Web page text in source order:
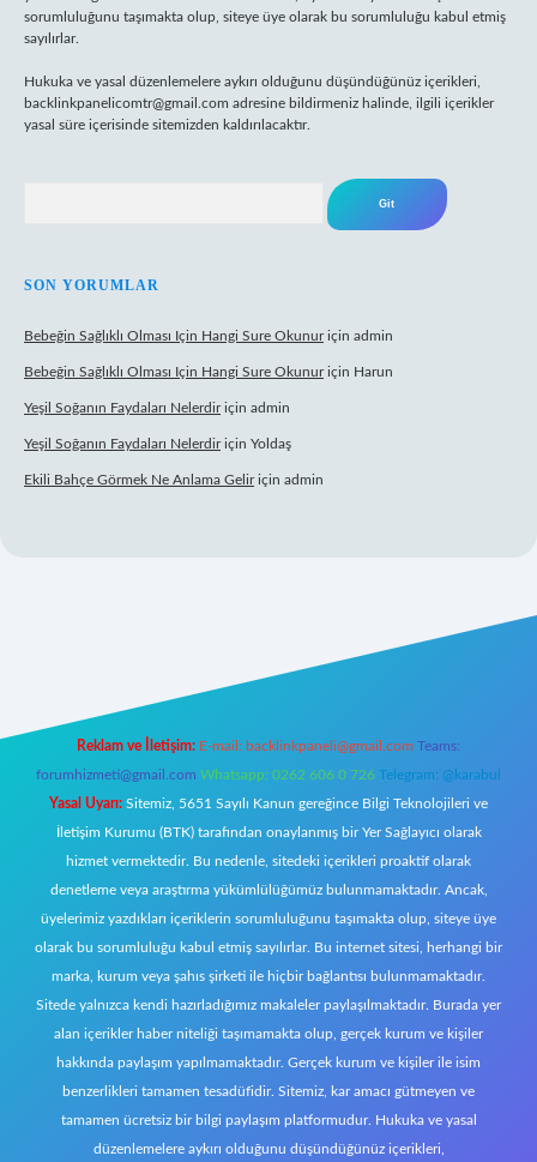
sorumluluğunu taşımakta olup, siteye üye olarak bu sorumluluğu kabul etmiş
sayılırlar.
Hukuka ve yasal düzenlemelere aykırı olduğunu düşündüğünüz içerikleri,
backlinkpanelicomtr@gmail.com adresine bildirmeniz halinde, ilgili içerikler
yasal süre içerisinde sitemizden kaldırılacaktır.
SON YORUMLAR
Bebeğin Sağlıklı Olması Için Hangi Sure Okunuriçin admin
Bebeğin Sağlıklı Olması Için Hangi Sure Okunuriçin Harun
Yeşil Soğanın Faydaları Nelerdiriçin admin
Yeşil Soğanın Faydaları Nelerdiriçin Yoldaş
Ekili Bahçe Görmek Ne Anlama Geliriçin admin
Reklam ve İletişim: E-mail: backlinkpaneli@gmail.com Teams:
forumhizmeti@gmail.com Whatsapp: 0262 606 0 726 Telegram: @karabul
Yasal Uyarı: Sitemiz, 5651 Sayılı Kanun gereğince Bilgi Teknolojileri ve
İletişim Kurumu (BTK) tarafından onaylanmış bir Yer Sağlayıcı olarak
hizmet vermektedir. Bu nedenle, sitedeki içerikleri proaktif olarak
denetleme veya araştırma yükümlülüğümüz bulunmamaktadır. Ancak,
üyelerimiz yazdıkları içeriklerin sorumluluğunu taşımakta olup, siteye üye
olarak bu sorumluluğu kabul etmiş sayılırlar. Bu internet sitesi, herhangi bir
marka, kurum veya şahıs şirketi ile hiçbir bağlantısı bulunmamaktadır.
Sitede yalnızca kendi hazırladığımız makaleler paylaşılmaktadır. Burada yer
alan içerikler haber niteliği taşımamakta olup, gerçek kurum ve kişiler
hakkında paylaşım yapılmamaktadır. Gerçek kurum ve kişiler ile isim
benzerlikleri tamamen tesadüfidir. Sitemiz, kar amacı gütmeyen ve
tamamen ücretsiz bir bilgi paylaşım platformudur. Hukuka ve yasal
düzenlemelere aykırı olduğunu düşündüğünüz içerikleri,